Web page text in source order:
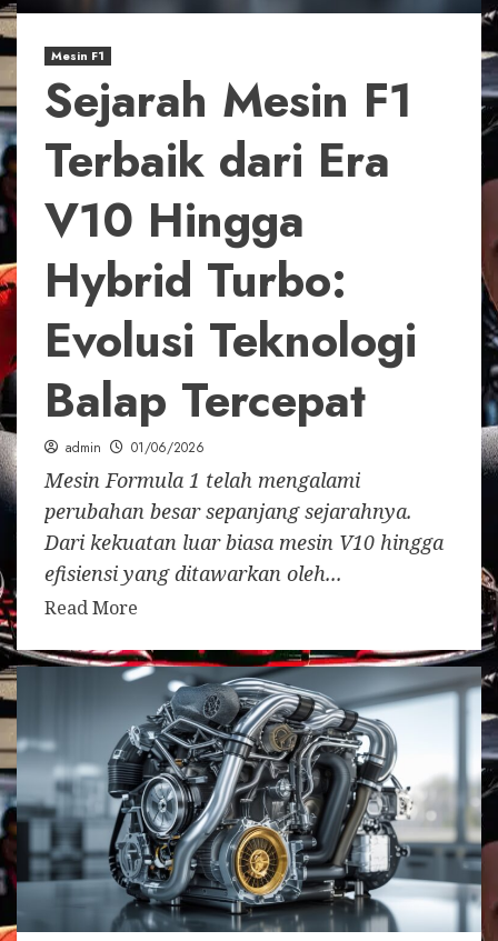
Mesin F1
Sejarah Mesin F1
Terbaik dari Era
V10 Hingga
Hybrid Turbo:
Evolusi Teknologi
Balap Tercepat
admin 01/06/2026
Mesin Formula 1 telah mengalami
perubahan besar sepanjang sejarahnya.
Dari kekuatan luar biasa mesin V10 hingga
efisiensi yang ditawarkan oleh...
Read More